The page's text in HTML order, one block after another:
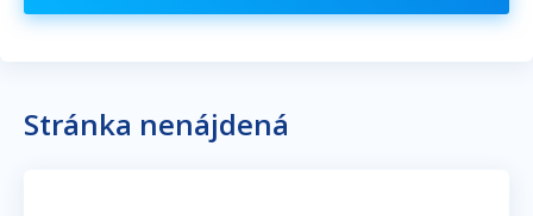
Stránka nenájdená